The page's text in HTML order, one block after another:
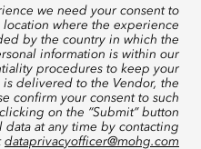
we need your consent to
where the experience
by the country in which the
information is within our
procedures to keep your
delivered to the Vendor, the
confirm your consent to such
on the “Submit” button
at any time by contacting
dataprivacyofficer@mohg.com